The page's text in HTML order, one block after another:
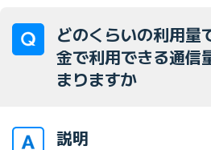
どのくらいの利用量
金で利用できる通
まりますか
説明